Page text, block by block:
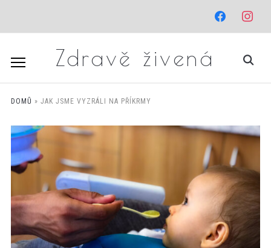
facebook
Zdravě živená
DOMŮ » JAK JSME VYZRÁLI NA PŘÍKRMY